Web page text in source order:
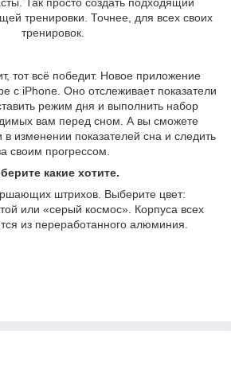
тренировки. Точнее, для всех своих
тренировок.
тот всё победит. Новое приложение
с iPhone. Оно отслеживает показатели
режим дня и выполнить набор
вам перед сном. А вы сможете
в изменении показателей сна и следить
своим прогрессом.
какие хотите.
штрихов. Выберите цвет:
или «серый космос». Корпуса всех
из переработанного алюминия.